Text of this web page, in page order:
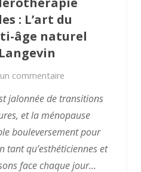
: L’art du
âge naturel
commentaire
jalonnée de transitions
et la ménopause
bouleversement pour
tant qu’esthéticiennes et
face chaque jour…